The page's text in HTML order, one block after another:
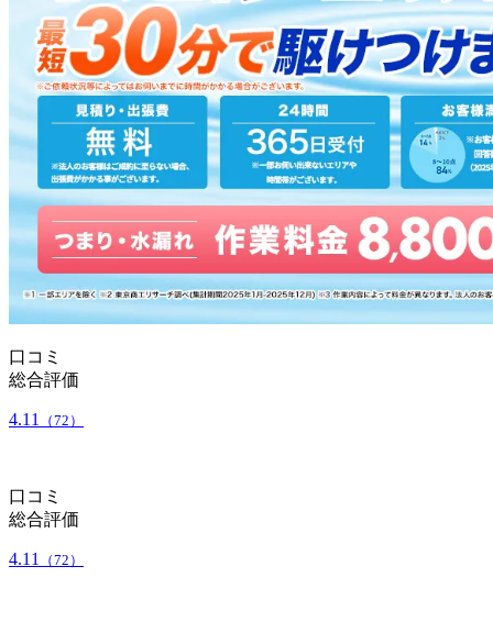
口コミ
総合評価
4.11 （72）
口コミ
総合評価
4.11 （72）